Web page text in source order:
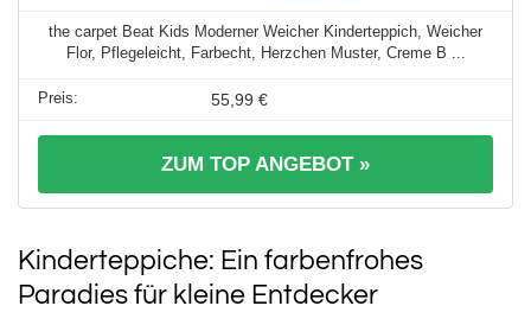
the carpet Beat Kids Moderner Weicher Kinderteppich, Weicher
Flor, Pflegeleicht, Farbecht, Herzchen Muster, Creme B ...
55,99 €
ZUM TOP ANGEBOT »
Kinderteppiche: Ein farbenfrohes
Paradies für kleine Entdecker